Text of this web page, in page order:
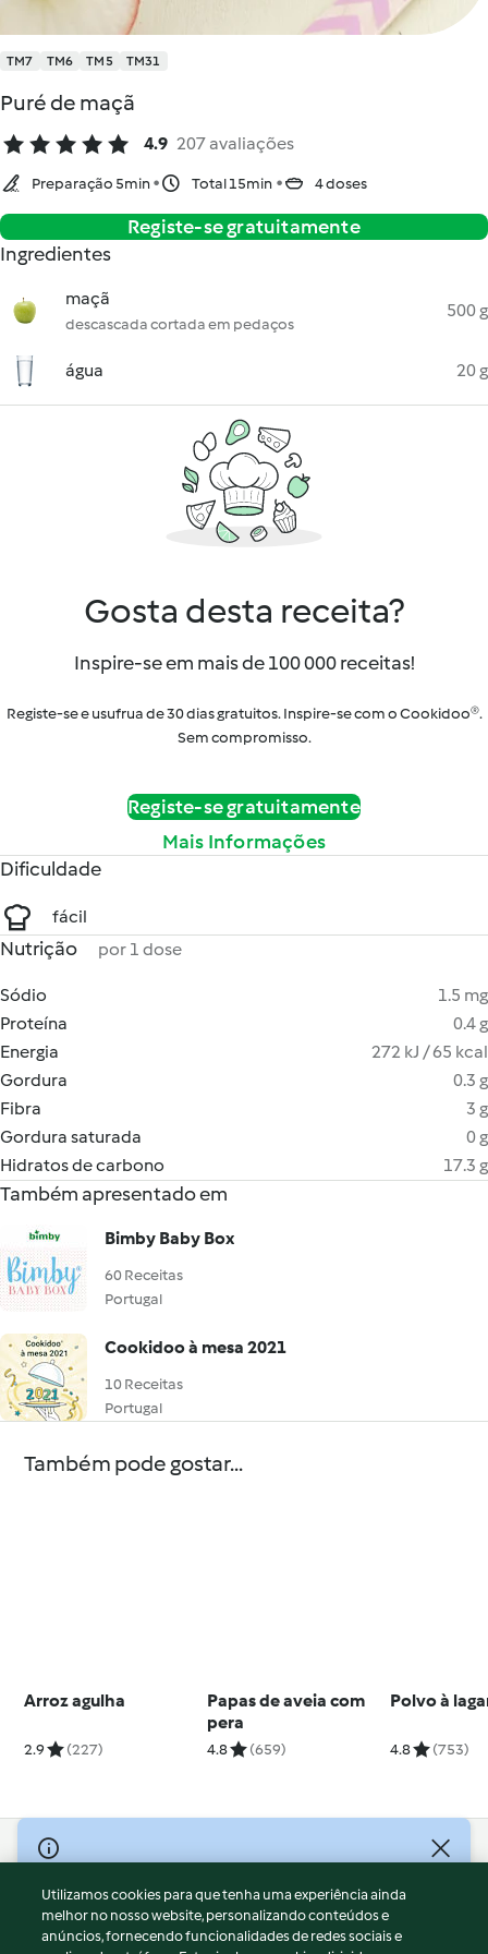
TM7 TM6 TM5 TM31
Puré de maçã
4.9 207 avaliações
Preparação 5min Total 15min 4 doses
Registe-se gratuitamente
Ingredientes
maçã
descascada cortada em pedaços
500 g
água 20 g
Gosta desta receita?
Inspire-se em mais de 100 000 receitas!
Registe-se e usufrua de 30 dias gratuitos. Inspire-se com o Cookidoo®.
Sem compromisso.
Registe-se gratuitamente
Mais Informações
Dificuldade
fácil
Nutrição por 1 dose
Sódio
1.5 mg
Proteína
0.4 g
Energia
272 kJ / 65 kcal
Gordura
0.3 g
Fibra
3 g
Gordura saturada
0 g
Hidratos de carbono
17.3 g
Também apresentado em
Bimby Baby Box
60 Receitas
Portugal
Cookidoo à mesa 2021
10 Receitas
Portugal
Também pode gostar...
Arroz agulha
2.9 (227)
Papas de aveia com
pera
4.8 (659)
Polvo à
4.8 (753)
© Copyright 2026
Termos de Utilização
Aviso sobre Proteção de Dados
Utilizamos cookies para que tenha uma experiência ainda
melhor no nosso website, personalizando conteúdos e
anúncios, fornecendo funcionalidades de redes sociais e